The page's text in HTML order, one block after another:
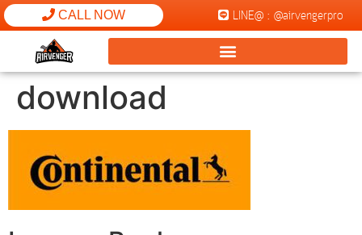
CALL NOW LINE@ : @airvengerpro
download